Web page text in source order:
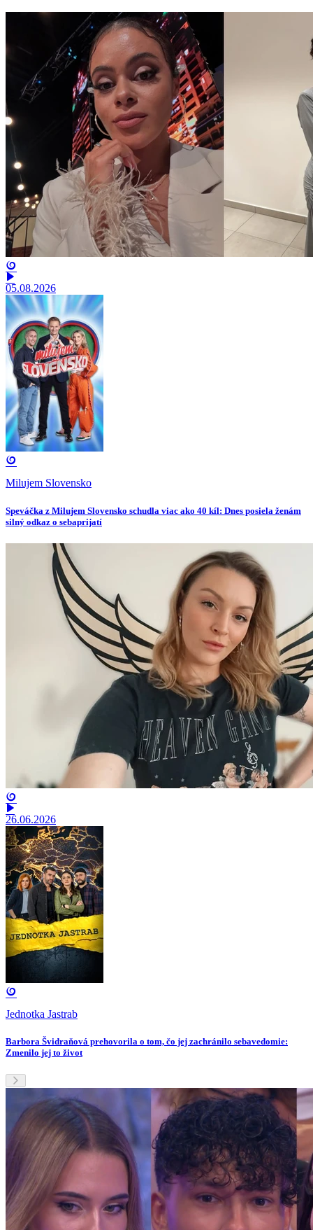
05.08.2026
Milujem Slovensko
Speváčka z Milujem Slovensko schudla viac ako 40 kíl: Dnes posiela ženám
silný odkaz o sebaprijatí
26.06.2026
Jednotka Jastrab
Barbora Švidraňová prehovorila o tom, čo jej zachránilo sebavedomie:
Zmenilo jej to život